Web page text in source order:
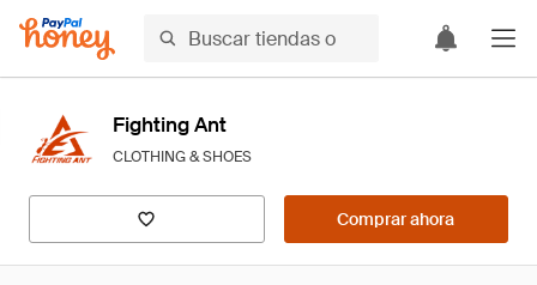
Fighting Ant
CLOTHING & SHOES
Comprar ahora